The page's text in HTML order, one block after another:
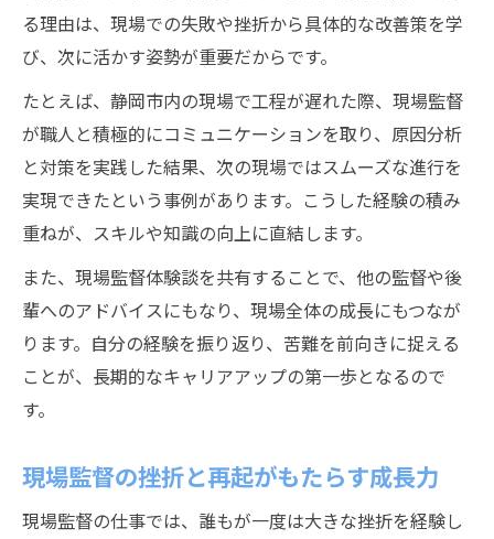
る理由は、現場での失敗や挫折から具体的な改善策を学
び、次に活かす姿勢が重要だからです。
たとえば、静岡市内の現場で工程が遅れた際、現場監督
が職人と積極的にコミュニケーションを取り、原因分析
と対策を実践した結果、次の現場ではスムーズな進行を
実現できたという事例があります。こうした経験の積み
重ねが、スキルや知識の向上に直結します。
また、現場監督体験談を共有することで、他の監督や後
輩へのアドバイスにもなり、現場全体の成長にもつなが
ります。自分の経験を振り返り、苦難を前向きに捉える
ことが、長期的なキャリアアップの第一歩となるので
す。
現場監督の挫折と再起がもたらす成長力
現場監督の仕事では、誰もが一度は大きな挫折を経験し